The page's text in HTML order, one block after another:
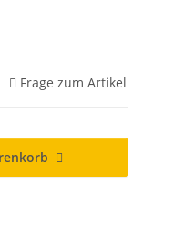
Frage zum Artikel